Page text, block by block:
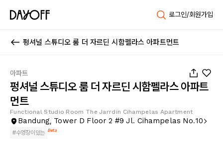
로그인/회원가입
펑셔널 스튜디오 룸 더 자르딘 시함펠라스 아파트먼트
아파트
펑셔널 스튜디오 룸 더 자르딘 시함펠라스 아파트
먼트
Functional Studio Room The Jarrdin Cihampelas Apartment
Bandung, Tower D Floor 2 #9 Jl. Cihampelas No.10
#수영장이있는 Beta